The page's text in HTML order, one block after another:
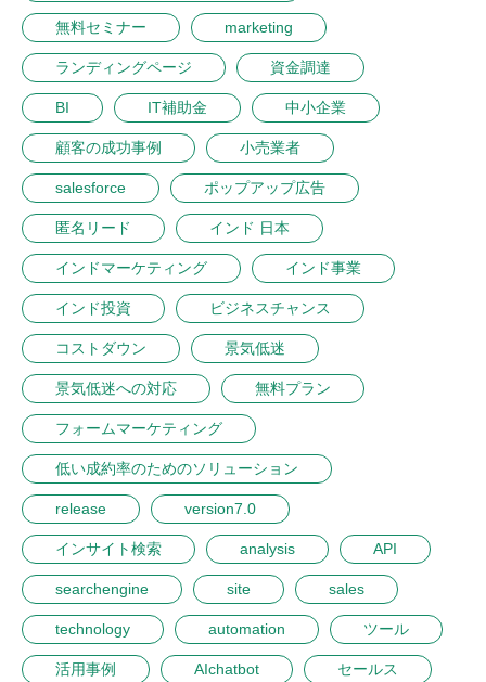
無料セミナー marketing
ランディングページ 資金調達
BI IT補助金 中小企業
顧客の成功事例 小売業者
salesforce ポップアップ広告
匿名リード インド 日本
インドマーケティング インド事業
インド投資 ビジネスチャンス
コストダウン 景気低迷
景気低迷への対応 無料プラン
フォームマーケティング
低い成約率のためのソリューション
release version7.0
インサイト検索 analysis API
searchengine site sales
technology automation ツール
活用事例 AIchatbot セールス